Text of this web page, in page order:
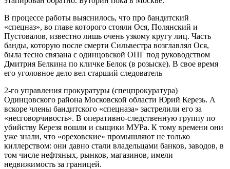
В процессе работы выяснилось, что про бандитский
«спецназ», во главе которого стояли Ося, Полянский и
Пустовалов, известно лишь очень узкому кругу лиц. Часть
банды, которую после смерти Сильвестра возглавлял Ося,
была тесно связана с одинцовской ОПГ под руководством
Дмитрия Белкина по кличке Белок (в розыске). В свое время
его уголовное дело вел старший следователь
2-го управления прокуратуры (спецпрокуратура)
Одинцовского района Московской области Юрий Керезь. А
вскоре члены бандитского «спецназа» застрелили его за
«несговорчивость». В оперативно-следственную группу по
убийству Керезя вошли и сыщики МУРа. К тому времени они
уже знали, что «ореховские» промышляют не только
киллерством: они давно стали владельцами банков, заводов, в
том числе нефтяных, рынков, магазинов, имели
недвижимость за границей.